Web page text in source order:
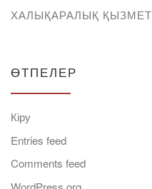
ХАЛЫҚАРАЛЫҚ ҚЫЗМЕТ
ӨТПЕЛЕР
Кіру
Entries feed
Comments feed